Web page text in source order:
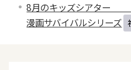
8月のキッ
漫画サバイバルシリーズ